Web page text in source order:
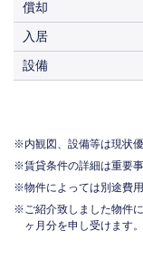
償却
入居
設備
内観図、設備等は現状
賃貸条件の詳細は重要
物件によっては別途費
ご紹介致しました物件
ヶ月分を申し受けます。